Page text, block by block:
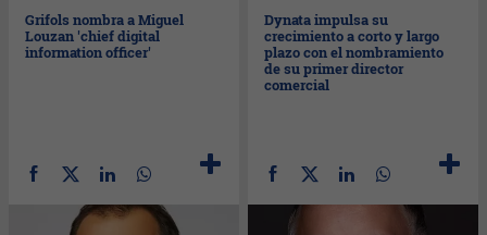
Grifols nombra a Miguel
Louzan 'chief digital
information officer'
Dynata impulsa su
crecimiento a corto y largo
plazo con el nombramiento
de su primer director
comercial